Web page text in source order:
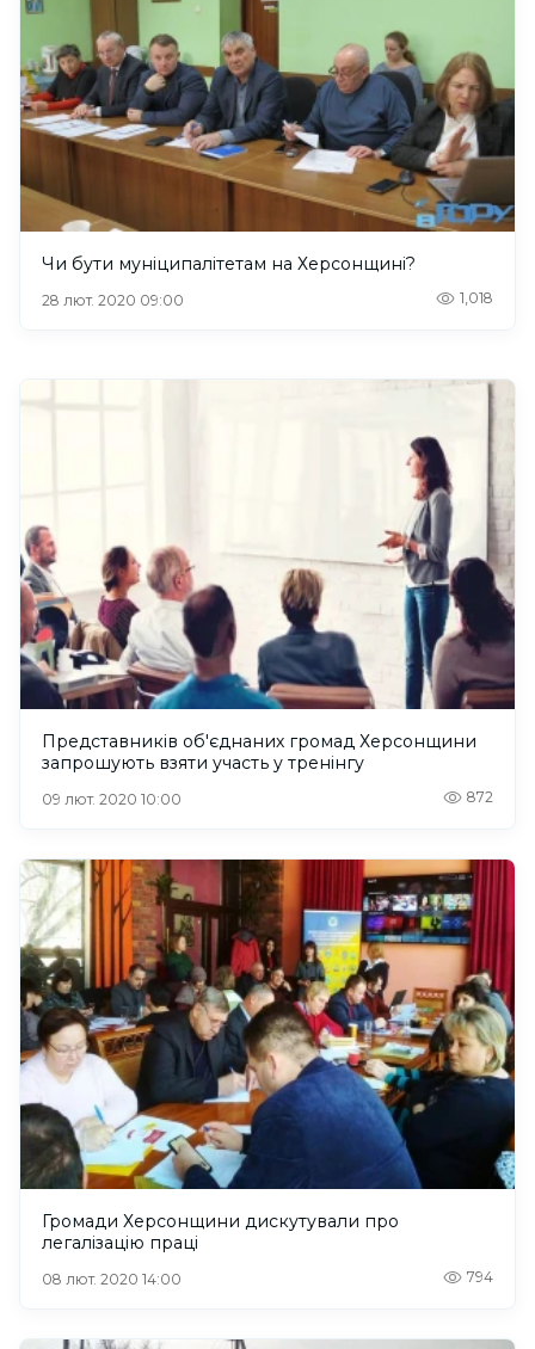
Чи бути муніципалітетам на Херсонщині?
28 лют. 2020 09:00 1,018
Представників об'єднаних громад Херсонщини
запрошують взяти участь у тренінгу
09 лют. 2020 10:00 872
Громади Херсонщини дискутували про
легалізацію праці
08 лют. 2020 14:00 794